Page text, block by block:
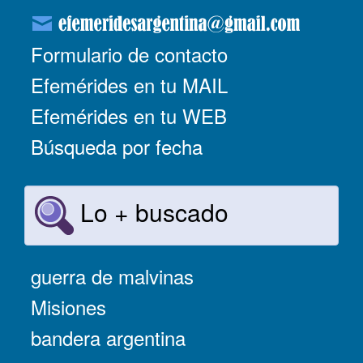
Formulario de contacto
Efemérides en tu MAIL
Efemérides en tu WEB
Búsqueda por fecha
Lo + buscado
guerra de malvinas
Misiones
bandera argentina